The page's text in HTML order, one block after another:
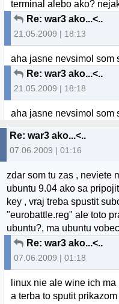
terminal alebo ako?
Re: war3 ako...<..
21.05.2009 | 18:13
aha jasne nevsimol som
Re: war3 ako...<..
21.05.2009 | 18:18
aha jasne nevsimol som
Re: war3 ako...<..
07.06.2009 | 01:16
zdar som tu zas , neviete
ubuntu 9.04 ako sa
key , vraj treba spustit
"eurobattle.reg" ale toto
ubuntu?, ma ubuntu
Re: war3 ako...<..
07.06.2009 | 01:18
linux nie ale wine ich ma
a terba to sputit prikazom